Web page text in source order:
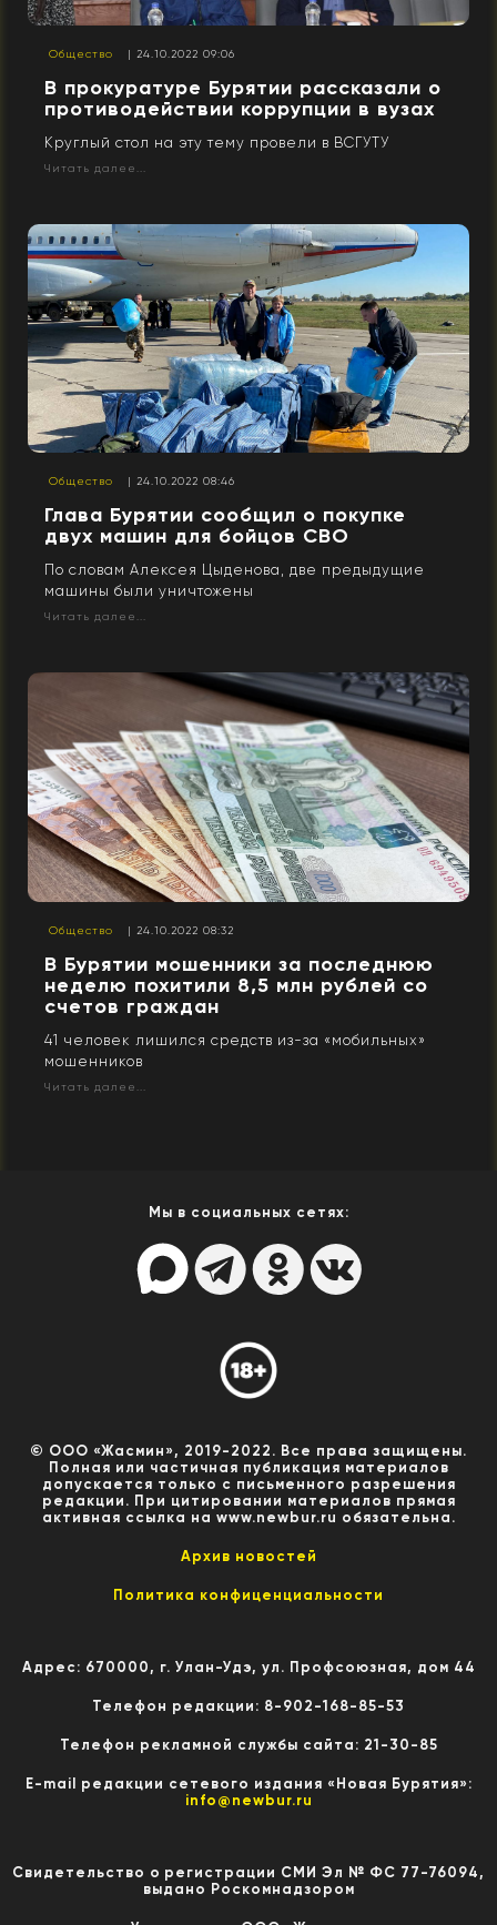
Общество | 24.10.2022 09:06
В прокуратуре Бурятии рассказали о
противодействии коррупции в вузах
Круглый стол на эту тему провели в ВСГУТУ
Читать далее...
Общество | 24.10.2022 08:46
Глава Бурятии сообщил о покупке
двух машин для бойцов СВО
По словам Алексея Цыденова, две предыдущие
машины были уничтожены
Читать далее...
Общество | 24.10.2022 08:32
В Бурятии мошенники за последнюю
неделю похитили 8,5 млн рублей со
счетов граждан
41 человек лишился средств из-за «мобильных»
мошенников
Читать далее...
Мы в социальных сетях:
© ООО «Жасмин», 2019-2022. Все права защищены.
Полная или частичная публикация материалов
допускается только с письменного разрешения
редакции. При цитировании материалов прямая
активная ссылка на www.newbur.ru обязательна.
Архив новостей
Политика конфиценциальности
Адрес: 670000, г. Улан-Удэ, ул. Профсоюзная, дом 44
Телефон редакции: 8-902-168-85-53
Телефон рекламной службы сайта: 21-30-85
E-mail редакции сетевого издания «Новая Бурятия»:
info@newbur.ru
Свидетельство о регистрации СМИ Эл № ФС 77-76094,
выдано Роскомнадзором